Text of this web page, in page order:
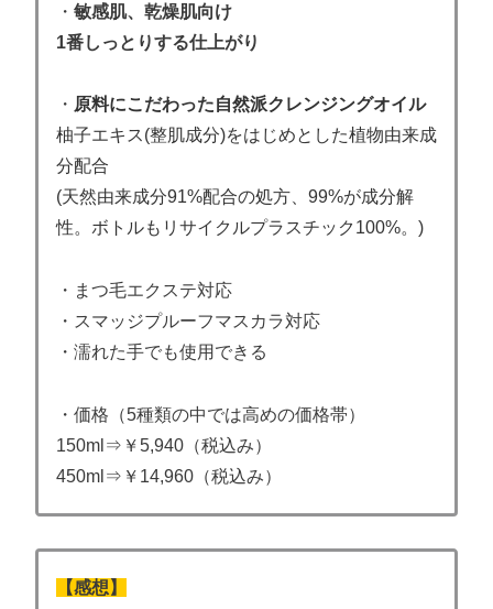
・ 敏感肌、乾燥肌向け
1番しっとりする仕上がり
・ 原料にこだわった自然派クレンジングオイル
柚子エキス(整肌成分)をはじめとした植物由来成
分配合
(天然由来成分91%配合の処方、99%が成分解
性。ボトルもリサイクルプラスチック100%。)
・まつ毛エクステ対応
・スマッジプルーフマスカラ対応
・濡れた手でも使用できる
・価格（5種類の中では高めの価格帯）
150ml⇒￥5,940（税込み）
450ml⇒￥14,960（税込み）
【感想】